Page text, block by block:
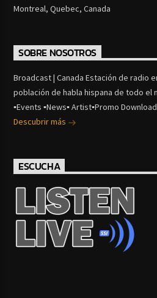
Montreal, Quebec, Canada
SOBRE NOSOTROS
Broadcast | Canada Estación de radio
población de habla hispana de todo el
▪Events ▪News▪ Artist▪Promo
Descubrir más
ESCUCHA